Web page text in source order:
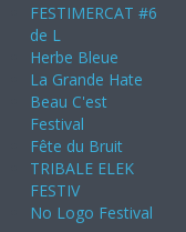
FESTIMERCAT #6
de L
Herbe Bleue
La Grande Hate
Beau C'est
Festival
Fête du Bruit
TRIBALE ELEK
FESTIV
No Logo Festival